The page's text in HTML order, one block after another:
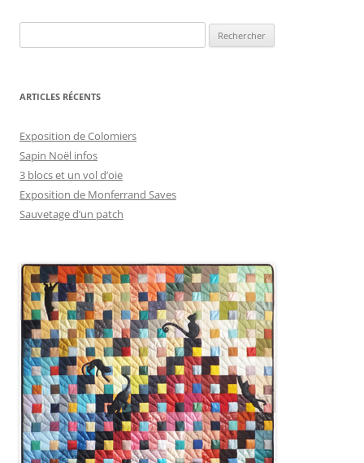
ARTICLES RÉCENTS
Exposition de Colomiers
Sapin Noël infos
3 blocs et un vol d’oie
Exposition de Monferrand Saves
Sauvetage d’un patch